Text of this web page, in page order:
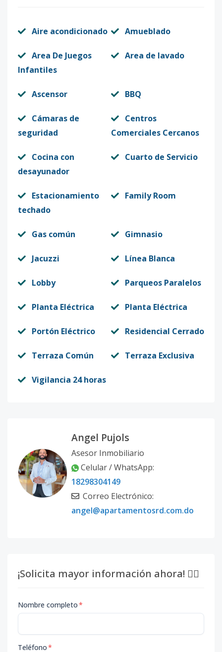
Aire acondicionado Amueblado
Area De Juegos
Infantiles
Area de lavado
Ascensor BBQ
Cámaras de
seguridad
Centros
Comerciales Cercanos
Cocina con
desayunador
Cuarto de Servicio
Estacionamiento
techado
Family Room
Gas común Gimnasio
Jacuzzi Línea Blanca
Lobby Parqueos Paralelos
Planta Eléctrica Planta Eléctrica
Portón Eléctrico Residencial Cerrado
Terraza Común Terraza Exclusiva
Vigilancia 24 horas
Angel Pujols
Asesor Inmobiliario
Celular / WhatsApp:
18298304149
Correo Electrónico:
angel@apartamentosrd.com.do
¡Solicita mayor información ahora! 👇🏽
Nombre completo*
Teléfono*